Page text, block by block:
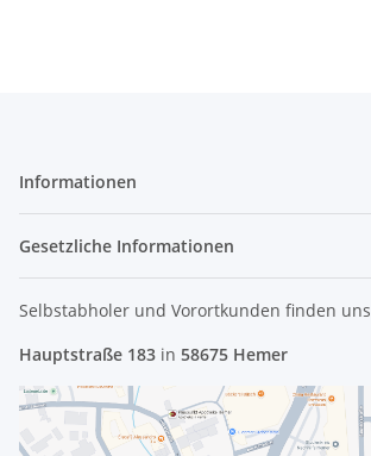
Informationen
Gesetzliche Informationen
Selbstabholer und Vorortkunden finden uns
Hauptstraße 183 in 58675 Hemer